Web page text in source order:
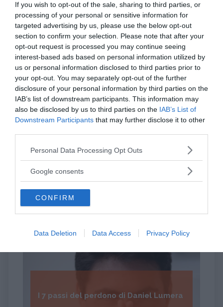
If you wish to opt-out of the sale, sharing to third parties, or
processing of your personal or sensitive information for
targeted advertising by us, please use the below opt-out
section to confirm your selection. Please note that after your
opt-out request is processed you may continue seeing
interest-based ads based on personal information utilized by
us or personal information disclosed to third parties prior to
your opt-out. You may separately opt-out of the further
disclosure of your personal information by third parties on the
IAB’s list of downstream participants. This information may
also be disclosed by us to third parties on the IAB’s List of
Downstream Participants that may further disclose it to other
Please note that this website/app uses one or more Google
not limited to your visit or usage behaviour. You may click to
use your data for below specified purposes in below Google
consent section.
Personal Data Processing Opt Outs
Google consents
CONFIRM
Data Deletion Data Access Privacy Policy
AMORE
Liberarsi dall'ossessione per una
persona
I nostri speciali
Psicologia della Divina Commedia
I 7 passi del perdono di Daniel Lumera